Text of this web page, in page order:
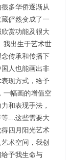
多华侨逐渐从
俨然变成了一
赏功能及很大
我出生于艺术世
传承和传播下
人也能画出非
现方式，给予
一幅画的增值空
和表现手法，
….这些需要大
四月阳光艺术
术空间，我创
予我生命与